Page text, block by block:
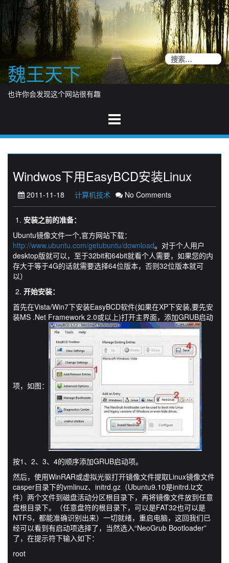
content
魏王天下
也许你会发现这个网站很有趣
搜
Windwos下用EasyBCD安装Linux
2011-11-18 计算机技术 No Comments
安装之前的准备：
Ubuntu镜像文件一个,官方网站下载：
http://www.ubuntu.com/getubuntu/download。对于个人用户
desktop版就可以，至于32bit和64bit就看个人需要，如果您的内
存大于等于4G的话就需要选择64位版本，否则32位版本就可
以）
开始安装：
首先在Vista/Win7下安装EasyBCD软件(如果在XP下安装,要先安
装MS .Net Framework 2.0或以上)打开主界面，添加GRUB启动
项，如图：
按1、2、3、4的顺序添加GRUB启动项。
然后，使用WinRAR或虚拟光驱打开镜像文件提取Linux镜像文件
casper目录下的vmlinuz、initrd.gz（Ubuntu9.10是initrd.lz文
件）两个文件到磁盘活动分区根目录下，再将镜像文件放到任意
盘根目录下。（任意盘符的根目录下，可以是FAT32也可以是
NTFS，都能准确识别出来）一切就绪，重启电脑，这回我们已
经可以看到有启动项选择了，当然选入“NeoGrub Bootloader”
了，在提示符下输入如下：
root